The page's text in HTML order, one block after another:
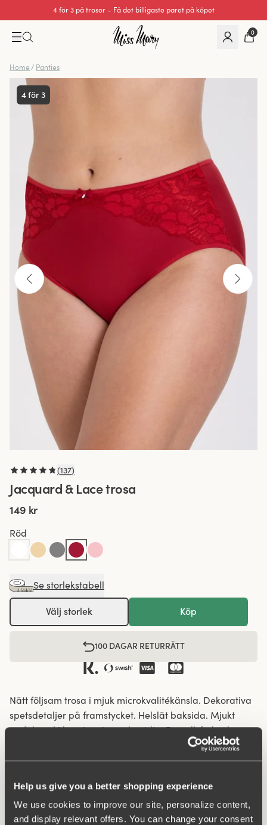
Help us give you a better shopping experience
We use cookies to improve our site, personalize content,
and display relevant offers. You can change your consent
4 för 3 på trosor – Få det billigaste paret på köpet
0
Home / Panties
4 för 3
(137)
Jacquard & Lace trosa
149 kr
Röd
Se storlekstabell
Välj storlek Köp
100 DAGAR RETURRÄTT
Nätt följsam trosa i mjuk microkvalitékänsla. Dekorativa
spetsdetaljer på framstycket. Helslät baksida. Mjukt
resårband i benringning och midja. Bomullsfodrad gren.
Mjuk följsam microkvalitékänsla.
Mjukt resår i benöppning och midja.
Bomullsfodrad gren.